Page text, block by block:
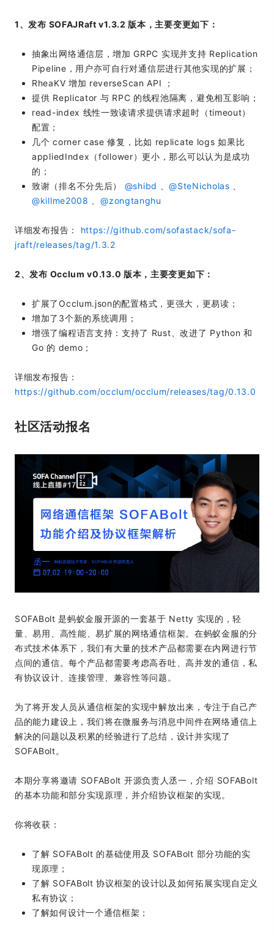
1、发布 SOFAJRaft v1.3.2 版本，主要变更如下：
抽象出网络通信层，增加 GRPC 实现并支持 Replication
Pipeline，用户亦可自行对通信层进行其他实现的扩展；
RheaKV 增加 reverseScan API ；
提供 Replicator 与 RPC 的线程池隔离，避免相互影响；
read-index 线性一致读请求提供请求超时（timeout）
配置；
几个 corner case 修复，比如 replicate logs 如果比
appliedIndex（follower）更小，那么可以认为是成功
的；
致谢（排名不分先后） @shibd 、@SteNicholas
@killme2008
、@zongtanghu
详细发布报告： https://github.com/sofastack/sofa-
jraft/releases/tag/1.3.2
2、发布 Occlum v0.13.0 版本，主要变更如下：
扩展了Occlum.json的配置格式，更强大，更易读；
增加了3个新的系统调用；
增强了编程语言支持：支持了 Rust、改进了 Python 和
Go 的 demo；
详细发布报告：
https://github.com/occlum/occlum/releases/tag/0.13.0
社区活动报名
SOFABolt 是蚂蚁金服开源的一套基于 Netty 实现的，轻
量、易用、高性能、易扩展的网络通信框架。在蚂蚁金服的分
布式技术体系下，我们有大量的技术产品都需要在内网进行节
点间的通信。每个产品都需要考虑高吞吐、高并发的通信，私
有协议设计、连接管理、兼容性等问题。
为了将开发人员从通信框架的实现中解放出来，专注于自己产
品的能力建设上，我们将在微服务与消息中间件在网络通信上
解决的问题以及积累的经验进行了总结，设计并实现了
SOFABolt。
本期分享将邀请 SOFABolt 开源负责人丞一，介绍 SOFABolt
的基本功能和部分实现原理，并介绍协议框架的实现。
你将收获：
了解 SOFABolt 的基础使用及 SOFABolt 部分功能的实
现原理；
了解 SOFABolt 协议框架的设计以及如何拓展实现自定义
私有协议；
了解如何设计一个通信框架；